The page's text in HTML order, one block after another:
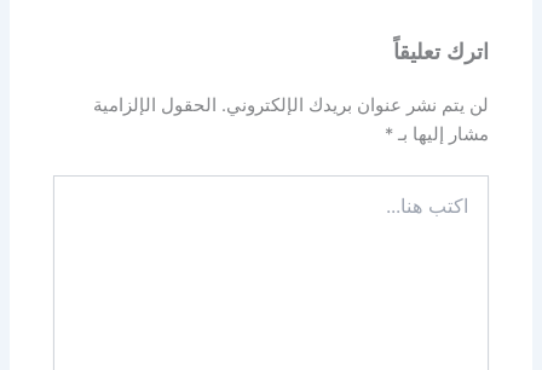
اترك تعليقاً
لن يتم نشر عنوان بريدك الإلكتروني.
الحقول الإلزامية
مشار إليها بـ*
هنا...